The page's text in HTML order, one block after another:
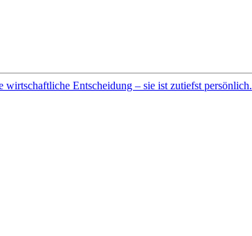
Entscheidung – sie ist zutiefst persönlich.